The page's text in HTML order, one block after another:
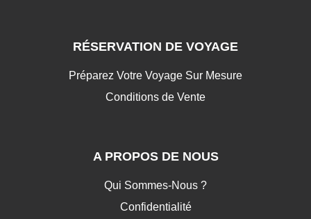
RÉSERVATION DE VOYAGE
Préparez Votre Voyage Sur Mesure
Conditions de Vente
A PROPOS DE NOUS
Qui Sommes-Nous ?
Confidentialité